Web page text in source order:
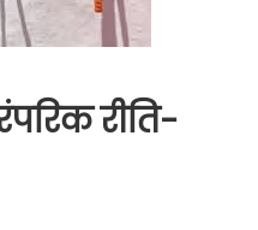
रीति-